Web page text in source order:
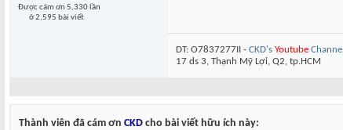
Được cám ơn 5,330 lần
ở 2,595 bài viết
DT: O7837277II - CKD's Youtube Channel
17 ds 3, Thạnh Mỹ Lợi, Q2, tp.HCM
Thành viên đã cám ơn CKD cho bài viết hữu ích này: